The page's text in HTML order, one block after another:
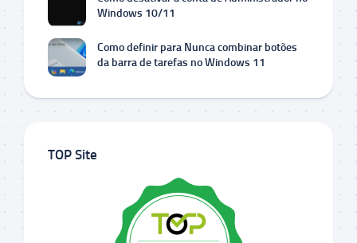
Windows 10/11
Como definir para Nunca combinar botões
da barra de tarefas no Windows 11
TOP Site